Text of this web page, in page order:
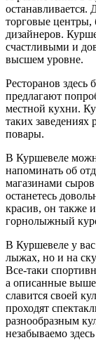
останавливается.
торговые центры,
дизайнеров.
счастливыми и
высшем уровне.
Ресторанов
предлагают
местной кухни.
таких
повары.
В Куршевеле
напоминать об
магазинами
останетесь
красив, он также
горнолыжный
В Куршевеле у вас
лыжах, но и на
Все-таки
а описанные
славится своей
проходят
разнообразным
незабываемо